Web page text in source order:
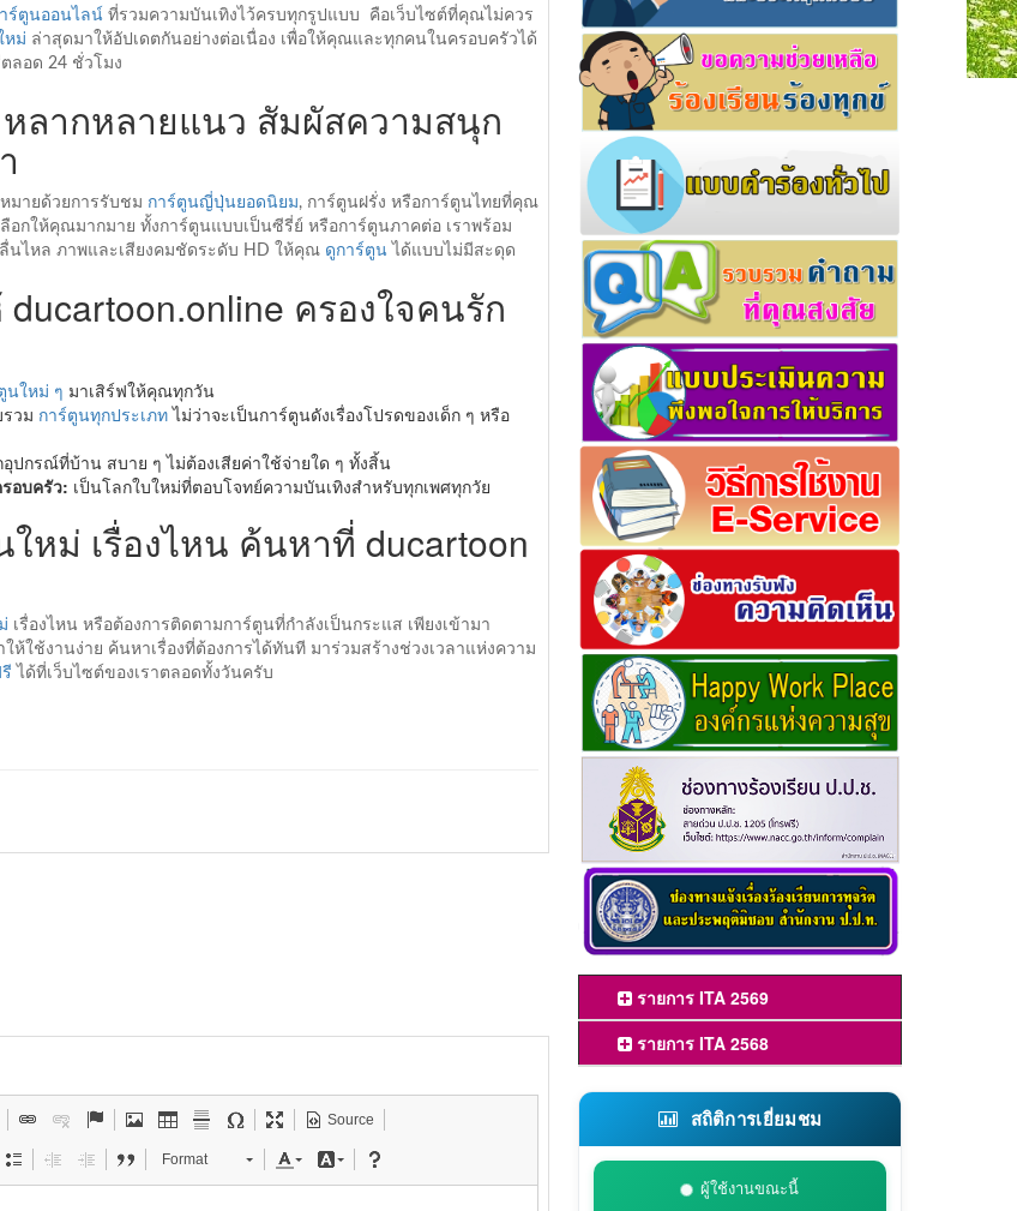
ร์ตูนออนไลน์ ที่รวมความบันเทิงไว้ครบทุกรูปแบบ คือเว็บไซต์ที่คุณไม่ควร
หม่ ล่าสุดมาให้อัปเดตกันอย่างต่อเนื่อง เพื่อให้คุณและทุกคนในครอบครัวได้
ลอด 24 ชั่วโมง
ลากหลายแนว สัมผัสความสนุก
มายด้วยการรับชม การ์ตูนญี่ปุ่นยอดนิยม, การ์ตูนฝรั่ง หรือการ์ตูนไทยที่คุณ
อกให้คุณมากมาย ทั้งการ์ตูนแบบเป็นซีรี่ย์ หรือการ์ตูนภาคต่อ เราพร้อม
นไหล ภาพและเสียงคมชัดระดับ HD ให้คุณ ดูการ์ตูน ได้แบบไม่มีสะดุด
ครองใจคนรัก
นใหม่ ๆ มาเสิร์ฟให้คุณทุกวัน
วม การ์ตูนทุกประเภทไม่ว่าจะเป็นการ์ตูนดังเรื่องโปรดของเด็ก ๆ หรือ
ปกรณ์ที่บ้าน สบาย ๆ ไม่ต้องเสียค่าใช้จ่ายใด ๆ ทั้งสิ้น
อบครัว: เป็นโลกใบใหม่ที่ตอบโจทย์ความบันเทิงสำหรับทุกเพศทุกวัย
หม่ เรื่องไหน ค้นหาที่ ducartoon
เรื่องไหน หรือต้องการติดตามการ์ตูนที่กำลังเป็นกระแส เพียงเข้ามา
ห้ใช้งานง่าย ค้นหาเรื่องที่ต้องการได้ทันที มาร่วมสร้างช่วงเวลาแห่งความ
ได้ที่เว็บไซต์ของเราตลอดทั้งวันครับ
Source
Format
รายการ ITA 2569
รายการ ITA 2568
สถิติการเยี่ยมชม
ผู้ใช้งานขณะนี้